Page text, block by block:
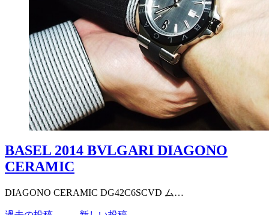
BASEL 2014 BVLGARI DIAGONO
CERAMIC
DIAGONO CERAMIC DG42C6SCVD ム…